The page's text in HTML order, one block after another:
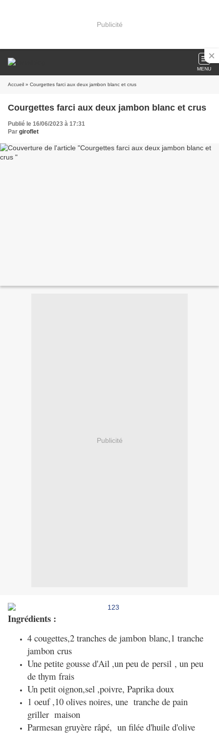
Publicité
MENU
Accueil » Courgettes farci aux deux jambon blanc et crus
Courgettes farci aux deux jambon blanc et crus
Publié le 16/06/2023 à 17:31
Par giroflet
Publicité
Ingrédients :
4 cougettes,2 tranches de jambon blanc,1 tranche
jambon crus
Une petite gousse d'Ail ,un peu de persil , un peu
de thym frais
Un petit oignon,sel ,poivre, Paprika doux
1 oeuf ,10 olives noires, une tranche de pain
griller maison
Parmesan gruyère râpé, un filée d'huile d'olive